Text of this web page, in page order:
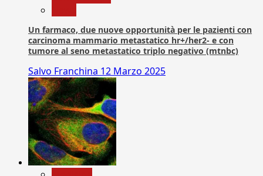
Un farmaco, due nuove opportunità per le pazienti con
carcinoma mammario metastatico hr+/her2- e con
tumore al seno metastatico triplo negativo (mtnbc)
Salvo Franchina 12 Marzo 2025